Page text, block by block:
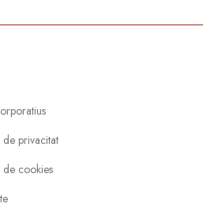
de privacitat
de cookies